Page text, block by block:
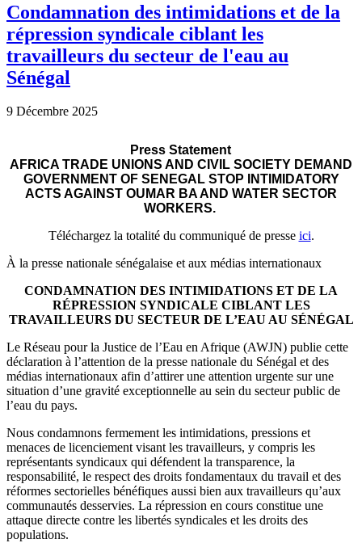
Condamnation des intimidations et de la
répression syndicale ciblant les
travailleurs du secteur de l'eau au
Sénégal
9 Décembre 2025
Press Statement
AFRICA TRADE UNIONS AND CIVIL SOCIETY DEMAND
GOVERNMENT OF SENEGAL STOP INTIMIDATORY
ACTS AGAINST OUMAR BA AND WATER SECTOR
WORKERS.
Téléchargez la totalité du communiqué de presse ici.
À la presse nationale sénégalaise et aux médias internationaux
CONDAMNATION DES INTIMIDATIONS ET DE LA
RÉPRESSION SYNDICALE CIBLANT LES
TRAVAILLEURS DU SECTEUR DE L’EAU AU SÉNÉGAL
Le Réseau pour la Justice de l’Eau en Afrique (AWJN) publie cette
déclaration à l’attention de la presse nationale du Sénégal et des
médias internationaux afin d’attirer une attention urgente sur une
situation d’une gravité exceptionnelle au sein du secteur public de
l’eau du pays.
Nous condamnons fermement les intimidations, pressions et
menaces de licenciement visant les travailleurs, y compris les
représentants syndicaux qui défendent la transparence, la
responsabilité, le respect des droits fondamentaux du travail et des
réformes sectorielles bénéfiques aussi bien aux travailleurs qu’aux
communautés desservies. La répression en cours constitue une
attaque directe contre les libertés syndicales et les droits des
populations.